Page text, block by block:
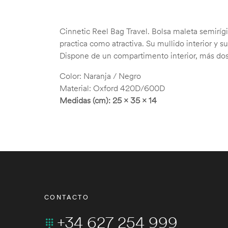
Cinnetic Reel Bag Travel. Bolsa maleta
practica como atractiva. Su mullido interior y
Dispone de un compartimento interior, más
Color: Naranja / Negro
Material: Oxford 420D/600D
Medidas (cm): 25 x 35 x 14
CONTACTO
+34 627 254 999